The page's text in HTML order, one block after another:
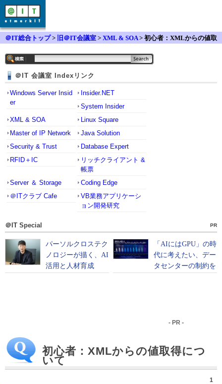
＠IT総合トップ> 旧＠IT会議室 > XML & SOA> 初心者：XMLからの値取
＠IT 会議室 Indexリンク
Windows Server Insid
er
Insider.NET
System Insider
XML & SOA
Linux Square
Master of IP Network
Java Solution
Security & Trust
Database Expert
RFID＋IC
リッチクライアント &
帳票
Server ＆ Storage
Coding Edge
＠ITクラブ Cafe
VB業務アプリケーシ
ョン開発研究
＠IT Special PR
- PR -
初心者：XMLからの値取得につ
いて
1